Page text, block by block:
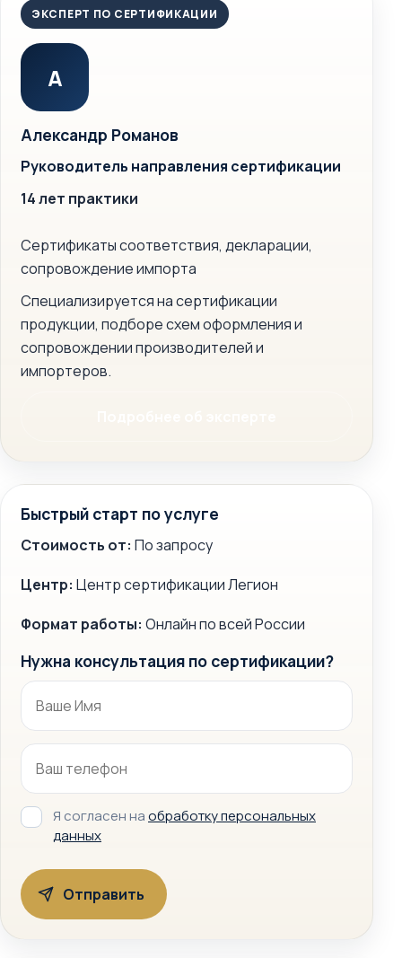
ЭКСПЕРТ ПО СЕРТИФИКАЦИИ
А
Александр Романов
Руководитель направления сертификации
14 лет практики
Сертификаты соответствия, декларации,
сопровождение импорта
Специализируется на сертификации
продукции, подборе схем оформления и
сопровождении производителей и
импортеров.
Быстрый старт по услуге
Стоимость от: По запросу
Центр: Центр сертификации Легион
Формат работы: Онлайн по всей России
Нужна консультация по сертификации?
Я согласен наобработку персональных
данных